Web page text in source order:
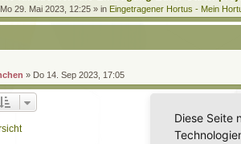
Mo 29. Mai 2023, 12:25 » in Eingetragener Hortus - Mein
» Do 14. Sep 2023, 17:05
Diese Seite